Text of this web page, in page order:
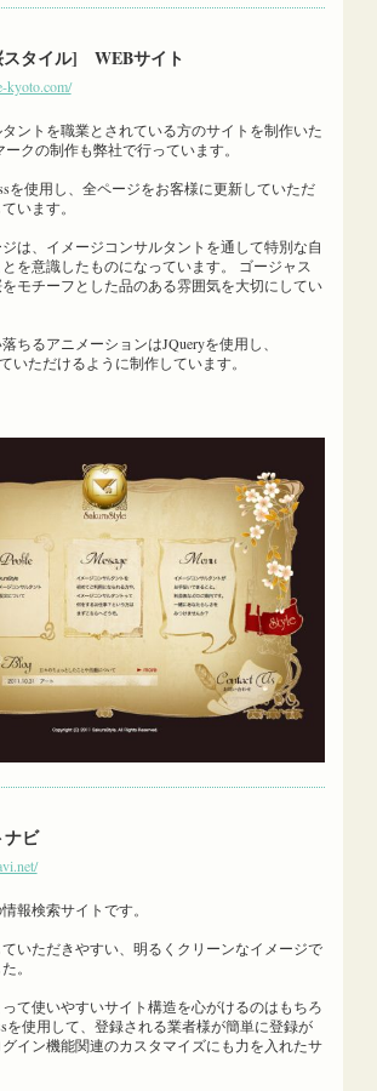
スタイル] WEBサイト
kyoto.com/
ントを職業とされている方のサイトを制作いた
クの制作も弊社で行っています。
を使用し、全ページをお客様に更新していただ
います。
は、イメージコンサルタントを通して特別な自
を意識したものになっています。 ゴージャス
モチーフとした品のある雰囲気を大切にしてい
ちるアニメーションはJQueryを使用し、
いただけるように制作しています。
ビ
報検索サイトです。
いただきやすい、明るくクリーンなイメージで
。
て使いやすいサイト構造を心がけるのはもちろ
を使用して、登録される業者様が簡単に登録が
イン機能関連のカスタマイズにも力を入れたサ